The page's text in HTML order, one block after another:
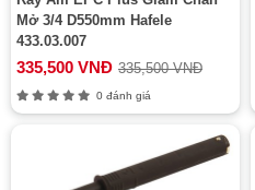
Mở 3/4 D550mm Hafele
433.03.007
335,500 VNĐ 335,500 VNĐ
0 đánh giá